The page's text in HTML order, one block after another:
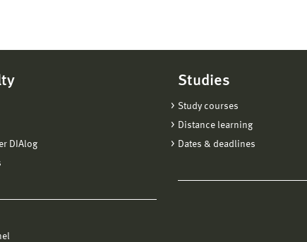
DIAlog
Studies
Study courses
Distance learning
Dates & deadlines